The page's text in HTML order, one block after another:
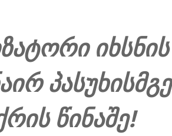
იხსნის
წინაშე!